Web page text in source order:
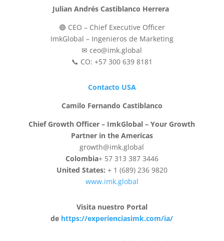
Julian Andrés Castiblanco Herrera
🟢 CEO – Chief Executive Officer
ImkGlobal – Ingenieros de Marketing
✉ ceo@imk.global
📞 CO: +57 300 639 8181
Contacto USA
Camilo Fernando Castiblanco
Chief Growth Officer – ImkGlobal – Your Growth
Partner in the Americas
growth@imk.global
Colombia+ 57 313 387 3446
United States: + 1 (689) 236 9820
www.imk.global
Visita nuestro Portal
de https://experienciasimk.com/ia/